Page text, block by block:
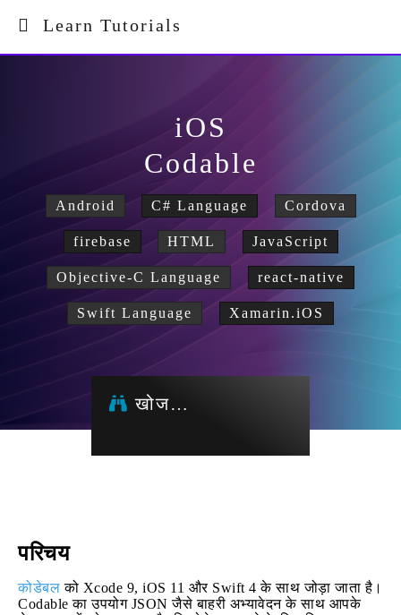
Learn Tutorials
iOS
Codable
Android C# Language Cordova
firebase HTML JavaScript
Objective-C Language react-native
Swift Language Xamarin.iOS
खोज…
परिचय
कोडेबल को Xcode 9, iOS 11 और Swift 4 के साथ जोड़ा जाता है।
Codable का उपयोग JSON जैसे बाहरी अभ्यावेदन के साथ आपके